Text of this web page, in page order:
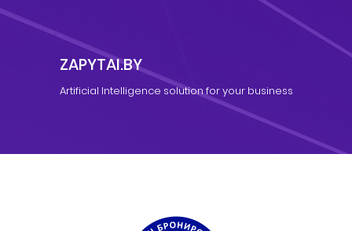
ZAPYTAI.BY
Artificial Intelligence solution for your business